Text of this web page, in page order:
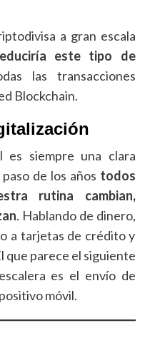
a gran escala
este tipo de
las transacciones
Blockchain.
es siempre una clara
de los años todos
rutina cambian,
. Hablando de dinero,
a tarjetas de crédito y
que parece el siguiente
es el envío de
móvil.